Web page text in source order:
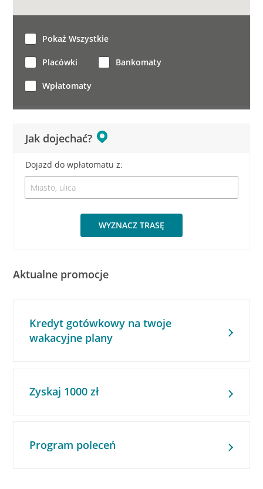
Jak dojechać?
Dojazd do wpłatomatu z:
WYZNACZ TRASĘ
Pokaż Wszystkie
Placówki Bankomaty
Wpłatomaty
Aktualne promocje
Kredyt gotówkowy na twoje
wakacyjne plany
Zyskaj 1000 zł
Program poleceń